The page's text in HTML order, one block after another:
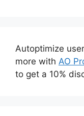
Autoptimize
more with AO
to get a 10%